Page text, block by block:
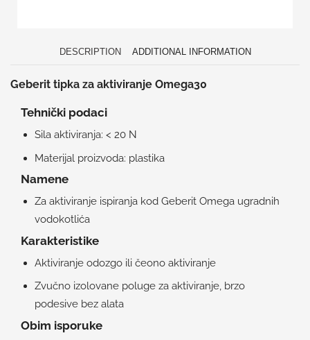
DESCRIPTION ADDITIONAL INFORMATION
Geberit tipka za aktiviranje Omega30
Tehnički podaci
Sila aktiviranja: < 20 N
Materijal proizvoda: plastika
Namene
Za aktiviranje ispiranja kod Geberit Omega ugradnih
vodokotlića
Karakteristike
Aktiviranje odozgo ili čeono aktiviranje
Zvučno izolovane poluge za aktiviranje, brzo
podesive bez alata
Obim isporuke